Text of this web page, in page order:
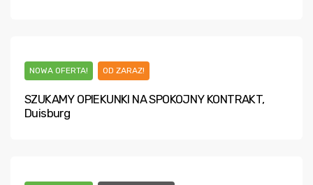
NOWA OFERTA! OD ZARAZ!
SZUKAMY OPIEKUNKI NA SPOKOJNY KONTRAKT,
Duisburg